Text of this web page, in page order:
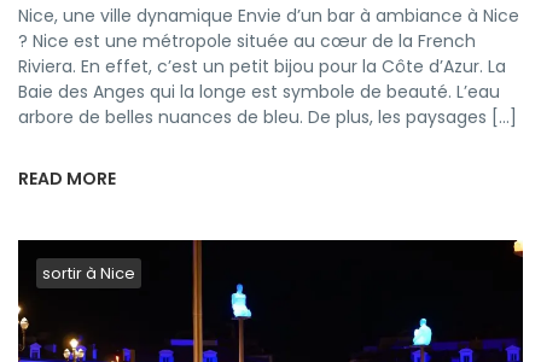
Nice, une ville dynamique Envie d’un bar à ambiance à Nice
? Nice est une métropole située au cœur de la French
Riviera. En effet, c’est un petit bijou pour la Côte d’Azur. La
Baie des Anges qui la longe est symbole de beauté. L’eau
arbore de belles nuances de bleu. De plus, les paysages […]
READ MORE
sortir à Nice